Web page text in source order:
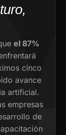
el 87%
cinco
avance
artificial.
empresas
de